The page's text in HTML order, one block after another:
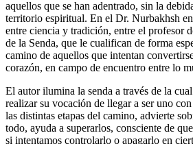
aquellos que se han adentrado, sin la
territorio espiritual. En el Dr. Nurbakhsh
entre ciencia y tradición, entre el profesor
de la Senda, que le cualifican de forma
camino de aquellos que intentan
corazón, en campo de encuentro entre lo
El autor ilumina la senda a través de la
realizar su vocación de llegar a ser uno
las distintas etapas del camino, advierte
todo, ayuda a superarlos, consciente de
si intentamos controlarlo o apagarlo en